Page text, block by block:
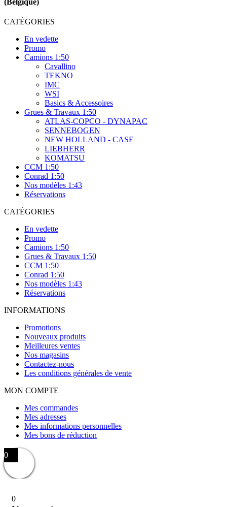
CATÉGORIES
En vedette
Promo
Camions 1:50
Cavallino
TEKNO
IMC
WSI
Basics & Accessoires
Grues & Travaux 1:50
ATLAS-COPCO - DYNAPAC
SENNEBOGEN
NEW HOLLAND - CASE
LIEBHERR
KOMATSU
CCM 1:50
Conrad 1:50
Nos modèles 1:43
Réservations
CATÉGORIES
En vedette
Promo
Camions 1:50
Grues & Travaux 1:50
CCM 1:50
Conrad 1:50
Nos modèles 1:43
Réservations
INFORMATIONS
Promotions
Nouveaux produits
Meilleures ventes
Nos magasins
Contactez-nous
Les conditions générales de vente
MON COMPTE
Mes commandes
Mes adresses
Mes informations personnelles
Mes bons de réduction
0
0